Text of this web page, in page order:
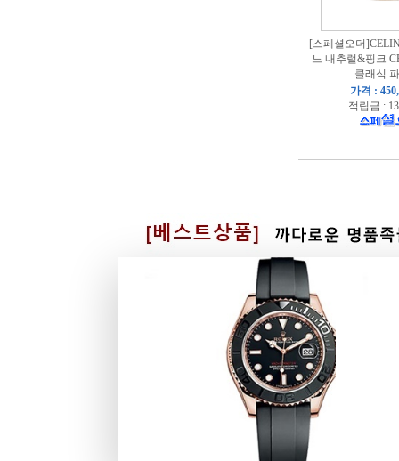
[스페셜오더
느 내추럴&핑크
클래식
가격 :
적립금 :